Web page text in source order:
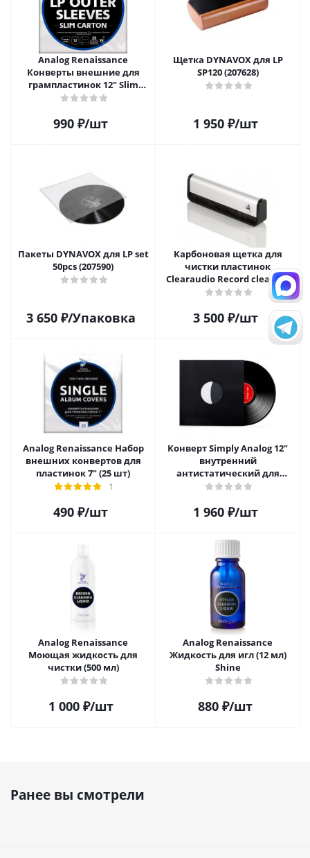
Analog Renaissance
Конверты внешние для
грампластинок 12" Slim
Carton (25 шт)
990 ₽/шт
Щетка DYNAVOX для LP
SP120 (207628)
1 950₽/шт
Пакеты DYNAVOX для LP set
50pcs (207590)
3 650₽/Упаковка
Карбоновая щетка для
чистки пластинок
Clearaudio Record cleaning
brush
3 500₽/шт
Analog Renaissance Набор
внешних конвертов для
пластинок 7" (25 шт)
1
490 ₽/шт
Конверт Simply Analog 12"
внутренний
антистатический для
пластинок (25 шт)
1 960₽/шт
Analog Renaissance
Моющая жидкость для
чистки (500 мл)
1 000₽/шт
Analog Renaissance
Жидкость для игл (12 мл)
Shine
880 ₽/шт
Ранее вы смотрели